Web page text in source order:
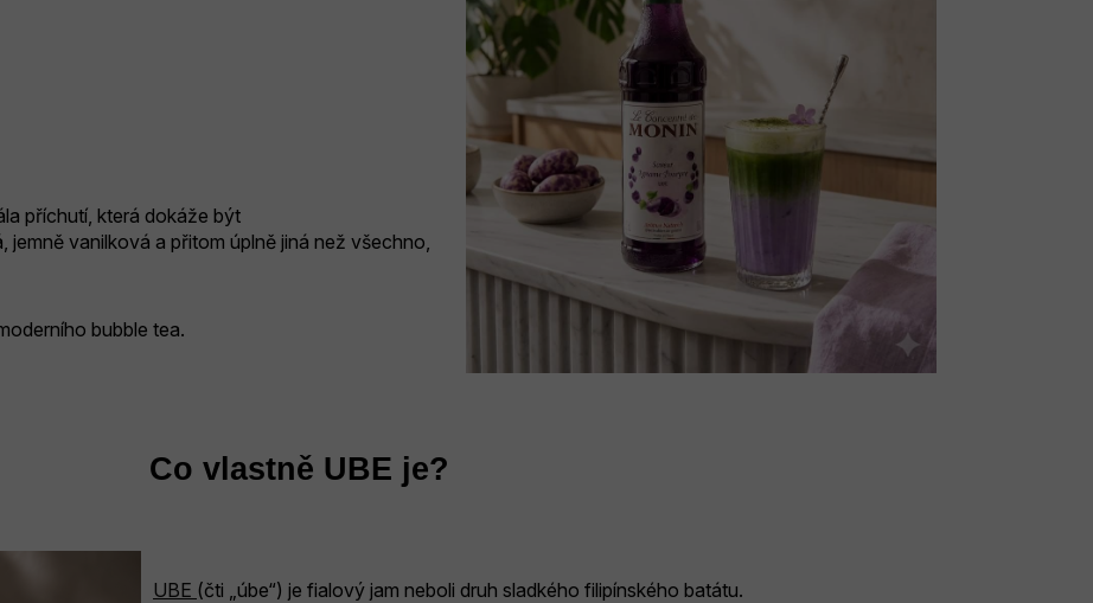
příchutí, která dokáže být
vanilková a přitom úplně jiná než všechno,
bubble tea.
Co vlastně UBE je?
UBE (čti „úbe“) je fialový jam neboli druh sladkého filipínského batátu.